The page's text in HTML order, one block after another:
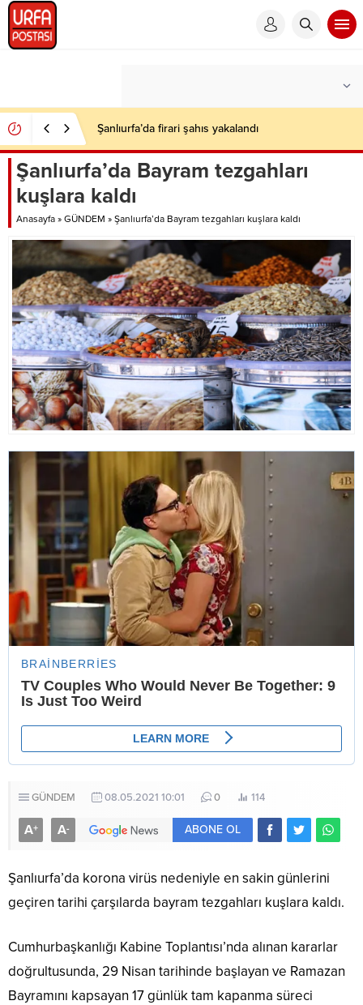
Şanlıurfa’da firari şahıs yakalandı
Şanlıurfa’da Bayram tezgahları
kuşlara kaldı
Anasayfa » GÜNDEM » Şanlıurfa’da Bayram tezgahları kuşlara kaldı
GÜNDEM 08.05.2021 10:01 0 114
A+ A- ABONE OL
Şanlıurfa’da korona virüs nedeniyle en sakin günlerini
geçiren tarihi çarşılarda bayram tezgahları kuşlara kaldı.
Cumhurbaşkanlığı Kabine Toplantısı’nda alınan kararlar
doğrultusunda, 29 Nisan tarihinde başlayan ve Ramazan
Bayramını kapsayan 17 günlük tam kapanma süreci